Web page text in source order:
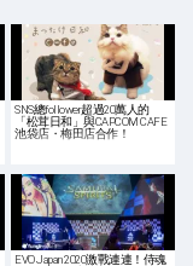
SNS總follower超過20萬人的
「松茸日和」與CAPCOM CAFE
池袋店・梅田店合作！
EVO Japan 2020激戰連連！侍魂